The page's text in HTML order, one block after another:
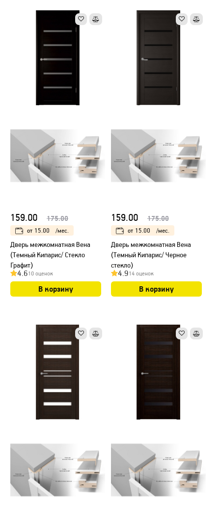
159.00 175.00
от 15.00 /мес.
Дверь межкомнатная Вена
(Темный Кипарис/ Стекло
Графит)
4.610 оценок
В корзину
159.00 175.00
от 15.00 /мес.
Дверь межкомнатная Вена
(Темный Кипарис/ Черное
стекло)
4.914 оценок
В корзину